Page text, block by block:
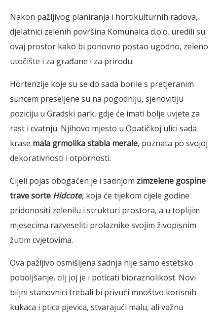
Nakon pažljivog planiranja i hortikulturnih radova,
djelatnici zelenih površina Komunalca d.o.o. uredili su
ovaj prostor kako bi ponovno postao ugodno, zeleno
utočište i za građane i za prirodu.
Hortenzije koje su se do sada borile s pretjeranim
suncem preseljene su na pogodniju, sjenovitiju
poziciju u Gradski park, gdje će imati bolje uvjete za
rast i cvatnju. Njihovo mjesto u Opatičkoj ulici sada
krase mala grmolika stabla merale, poznata po svojoj
dekorativnosti i otpornosti.
Cijeli pojas obogaćen je i sadnjom zimzelene gospine
trave sorte Hidcote, koja će tijekom cijele godine
pridonositi zelenilu i strukturi prostora, a u toplijim
mjesecima razveseliti prolaznike svojim živopisnim
žutim cvjetovima.
Ova pažljivo osmišljena sadnja nije samo estetsko
poboljšanje, cilj joj je i poticati bioraznolikost. Novi
biljni stanovnici trebali bi privući mnoštvo korisnih
kukaca i ptica pjevica, stvarajući malu, ali važnu